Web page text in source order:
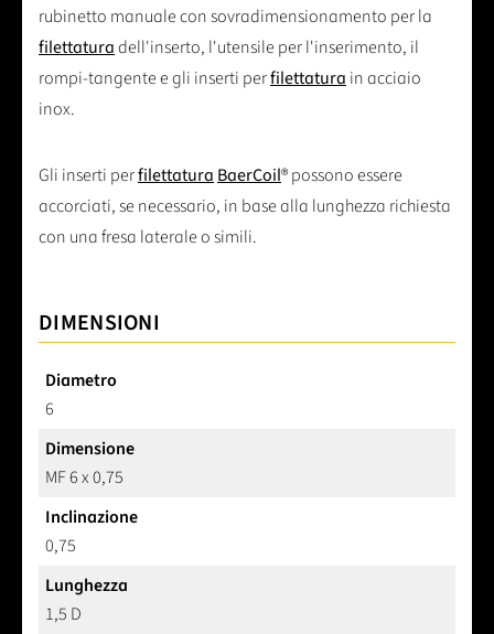
rubinetto manuale con sovradimensionamento per la
filettaturadell'inserto, l'utensile per l'inserimento, il
rompi-tangente e gli inserti perfilettatura in acciaio
inox.
Gli inserti perfilettatura BaerCoil® possono essere
accorciati, se necessario, in base alla lunghezza richiesta
con una fresa laterale o simili.
DIMENSIONI
Diametro
6
Dimensione
MF 6 x 0,75
Inclinazione
0,75
Lunghezza
1,5 D